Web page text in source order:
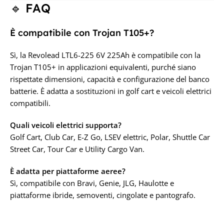
🔹 FAQ
È compatibile con Trojan T105+?
Sì, la Revolead LTL6-225 6V 225Ah è compatibile con la
Trojan T105+ in applicazioni equivalenti, purché siano
rispettate dimensioni, capacità e configurazione del banco
batterie. È adatta a sostituzioni in golf cart e veicoli elettrici
compatibili.
Quali veicoli elettrici supporta?
Golf Cart, Club Car, E-Z Go, LSEV elettric, Polar, Shuttle Car
Street Car, Tour Car e Utility Cargo Van.
È adatta per piattaforme aeree?
Sì, compatibile con Bravi, Genie, JLG, Haulotte e
piattaforme ibride, semoventi, cingolate e pantografo.